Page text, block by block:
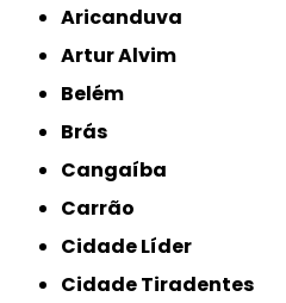
Aricanduva
Artur Alvim
Belém
Brás
Cangaíba
Carrão
Cidade Líder
Cidade Tiradentes